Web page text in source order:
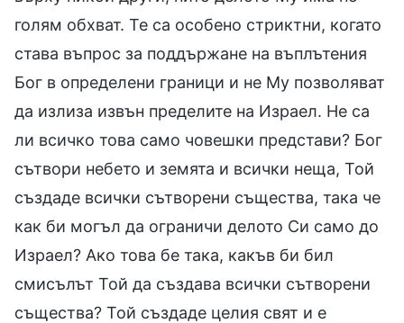
голям обхват. Те са особено стриктни, когато
става въпрос за поддържане на въплътения
Бог в определени граници и не Му позволяват
да излиза извън пределите на Израел. Не са
ли всичко това само човешки представи? Бог
сътвори небето и земята и всички неща, Той
създаде всички сътворени същества, така че
как би могъл да ограничи делото Си само до
Израел? Ако това бе така, какъв би бил
смисълът Той да създава всички сътворени
същества? Той създаде целия свят и е